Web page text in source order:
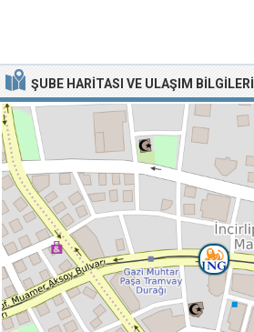
ŞUBE HARITASI VE ULAŞIM BILGILERI